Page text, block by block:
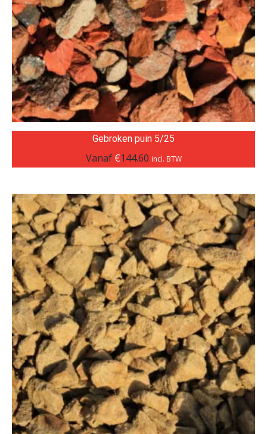
Gebroken puin 5/25
Vanaf €144.60 incl. BTW